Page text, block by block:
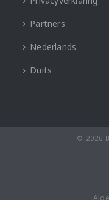
Partners
Nederlands
Duits
© 2026